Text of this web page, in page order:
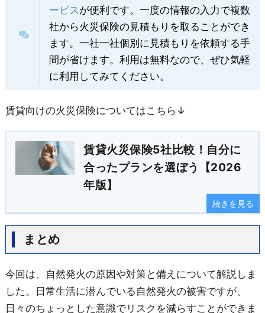
ービスが便利です。一度の情報の入力で複数
社から火災保険の見積もりを取ることができ
ます。一社一社個別に見積もりを依頼する手
間が省けます。利用は無料なので、ぜひ気軽
に利用してみてください。
賃貸向けの火災保険についてはこちら↓
賃貸火災保険5社比較！自分に
合ったプランを選ぼう【2026
年版】
続きを見る
まとめ
今回は、自然発火の原因や対策と備えについて解説しま
した。日常生活に潜んでいる自然発火の被害ですが、
日々のちょっとした意識でリスクを減らすことができま